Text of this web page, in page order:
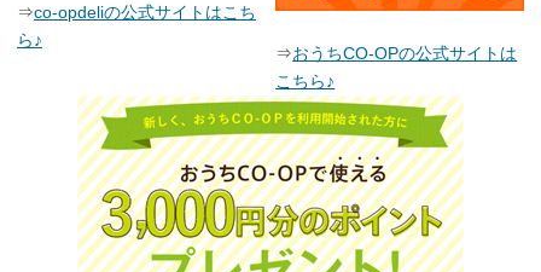
⇒co-opdeliの公式サイトはこち
ら♪
⇒おうちCO-OPの公式サイトは
こちら♪